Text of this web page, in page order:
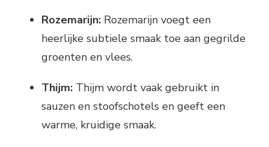
Rozemarijn: Rozemarijn voegt een
heerlijke subtiele smaak toe aan gegrilde
groenten en vlees.
Thijm: Thijm wordt vaak gebruikt in
sauzen en stoofschotels en geeft een
warme, kruidige smaak.